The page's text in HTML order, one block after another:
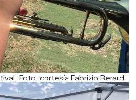
Foto: cortesía Fabrizio Berard